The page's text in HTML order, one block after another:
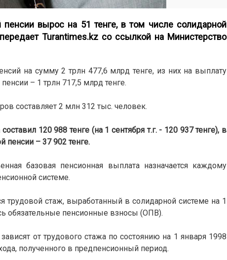
вырос на 51 тенге, в том числе солидарной
Turantimes.kzсо ссылкой на Министерство
на сумму 2 трлн 477,6 млрд тенге, из них на выплату
– 1 трлн 717,5 млрд тенге.
составляет 2 млн 312 тыс. человек.
120 988 тенге (на 1 сентября т.г. - 120 937 тенге), в
пенсии – 37 902 тенге.
базовая пенсионная выплата назначается каждому
системе.
стаж, выработанный в солидарной системе на 1
обязательные пенсионные взносы (ОПВ).
от трудового стажа по состоянию на 1 января 1998
полученного в предпенсионный период.